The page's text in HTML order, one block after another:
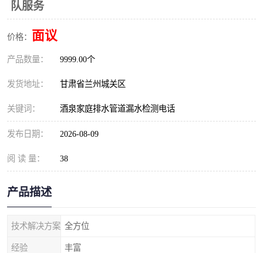
队服务
价格： 面议
产品数量： 9999.00个
发货地址： 甘肃省兰州城关区
关键词： 酒泉家庭排水管道漏水检测电话
发布日期： 2026-08-09
阅 读 量： 38
产品描述
技术解决方案 全方位
经验 丰富